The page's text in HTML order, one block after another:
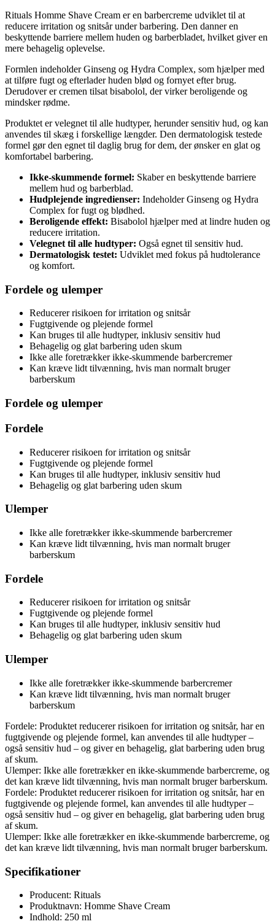
Rituals Homme Shave Cream er en barbercreme udviklet til at
reducere irritation og snitsår under barbering. Den danner en
beskyttende barriere mellem huden og barberbladet, hvilket giver en
mere behagelig oplevelse.
Formlen indeholder Ginseng og Hydra Complex, som hjælper med
at tilføre fugt og efterlader huden blød og fornyet efter brug.
Derudover er cremen tilsat bisabolol, der virker beroligende og
mindsker rødme.
Produktet er velegnet til alle hudtyper, herunder sensitiv hud, og kan
anvendes til skæg i forskellige længder. Den dermatologisk testede
formel gør den egnet til daglig brug for dem, der ønsker en glat og
komfortabel barbering.
Ikke-skummende formel: Skaber en beskyttende barriere
mellem hud og barberblad.
Hudplejende ingredienser: Indeholder Ginseng og Hydra
Complex for fugt og blødhed.
Beroligende effekt: Bisabolol hjælper med at lindre huden og
reducere irritation.
Velegnet til alle hudtyper: Også egnet til sensitiv hud.
Dermatologisk testet: Udviklet med fokus på hudtolerance
og komfort.
Fordele og ulemper
Reducerer risikoen for irritation og snitsår
Fugtgivende og plejende formel
Kan bruges til alle hudtyper, inklusiv sensitiv hud
Behagelig og glat barbering uden skum
Ikke alle foretrækker ikke-skummende barbercremer
Kan kræve lidt tilvænning, hvis man normalt bruger
barberskum
Fordele og ulemper
Fordele
Reducerer risikoen for irritation og snitsår
Fugtgivende og plejende formel
Kan bruges til alle hudtyper, inklusiv sensitiv hud
Behagelig og glat barbering uden skum
Ulemper
Ikke alle foretrækker ikke-skummende barbercremer
Kan kræve lidt tilvænning, hvis man normalt bruger
barberskum
Fordele
Reducerer risikoen for irritation og snitsår
Fugtgivende og plejende formel
Kan bruges til alle hudtyper, inklusiv sensitiv hud
Behagelig og glat barbering uden skum
Ulemper
Ikke alle foretrækker ikke-skummende barbercremer
Kan kræve lidt tilvænning, hvis man normalt bruger
barberskum
Fordele: Produktet reducerer risikoen for irritation og snitsår, har en
fugtgivende og plejende formel, kan anvendes til alle hudtyper –
også sensitiv hud – og giver en behagelig, glat barbering uden brug
af skum.
Ulemper: Ikke alle foretrækker en ikke-skummende barbercreme, og
det kan kræve lidt tilvænning, hvis man normalt bruger barberskum.
Fordele: Produktet reducerer risikoen for irritation og snitsår, har en
fugtgivende og plejende formel, kan anvendes til alle hudtyper –
også sensitiv hud – og giver en behagelig, glat barbering uden brug
af skum.
Ulemper: Ikke alle foretrækker en ikke-skummende barbercreme, og
det kan kræve lidt tilvænning, hvis man normalt bruger barberskum.
Specifikationer
Producent: Rituals
Produktnavn: Homme Shave Cream
Indhold: 250 ml